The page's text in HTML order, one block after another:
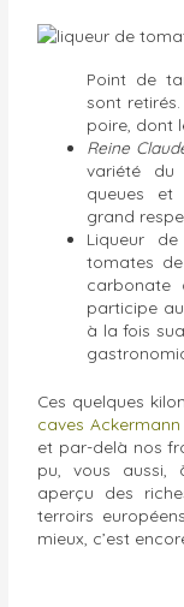
Point de
sont
poire, dont
Reine
variété du
queues et
grand
Liqueur
tomates
carbonate
participe
à la fois
Ces quelques
caves Ackermann
et par-delà nos
pu, vous aussi,
aperçu des
terroirs
mieux, c’est